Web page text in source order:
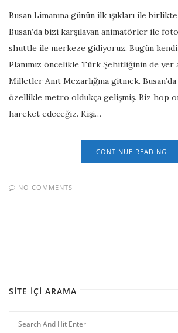
Busan Limanına günün ilk ışıkları ile
Busan’da bizi karşılayan animatörler ile
shuttle ile merkeze gidiyoruz. Bugün
Planımız öncelikle Türk Şehitliğinin de yer
Milletler Anıt Mezarlığına gitmek. Busan’da
özellikle metro oldukça gelişmiş. Biz hop
hareket edeceğiz. Kişi…
CONTINUE READING
NO COMMENTS
SITE İÇI ARAMA